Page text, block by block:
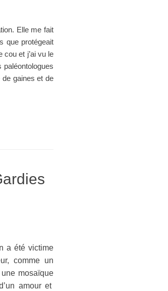
Elle me fait
que protégeait
cou et j’ai vu le
gaines et de
a été victime
comme un
mosaïque
amour et